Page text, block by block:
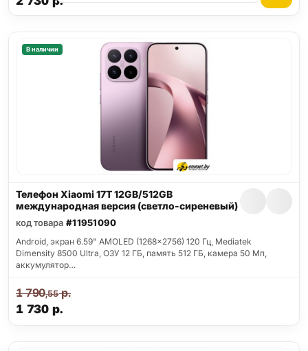
В наличии
Телефон Xiaomi 17T 12GB/512GB
международная версия (светло-сиреневый)
код товара #11951090
Android, экран 6.59" AMOLED (1268x2756) 120 Гц, Mediatek
Dimensity 8500 Ultra, ОЗУ 12 ГБ, память 512 ГБ, камера 50 Мп,
аккумулятор…
1 730 р.
1 790,55р.